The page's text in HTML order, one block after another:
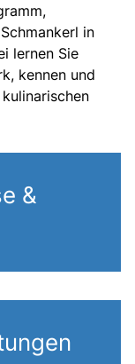
in
lernen Sie
kennen und
&